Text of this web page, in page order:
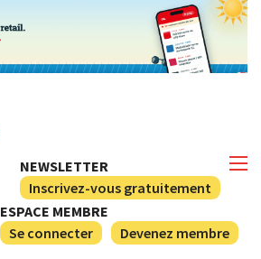
NEWSLETTER
Inscrivez-vous gratuitement
ESPACE MEMBRE
Se connecter
Devenez membre